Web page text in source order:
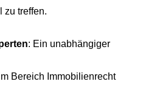
zu treffen.
: Ein unabhängiger
Bereich Immobilienrecht